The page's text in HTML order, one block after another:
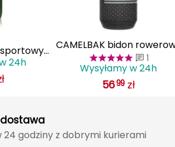
sportowy
24h
CAMELBAK bidon
butelka sportowa na
620ml Podium Chill
1
Wysyłamy w 24h
5699 zł
24 godziny z dobrymi kurierami